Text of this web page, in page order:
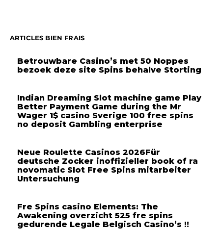
ARTICLES BIEN FRAIS
Betrouwbare Casino’s met 50 Noppes
bezoek deze site Spins behalve Storting
Indian Dreaming Slot machine game Play
Better Payment Game during the Mr
Wager 1$ casino Sverige 100 free spins
no deposit Gambling enterprise
Neue Roulette Casinos 2026Für
deutsche Zocker inoffizieller book of ra
novomatic Slot Free Spins mitarbeiter
Untersuchung
Fre Spins casino Elements: The
Awakening overzicht 525 fre spins
gedurende Legale Belgisch Casino’s !!